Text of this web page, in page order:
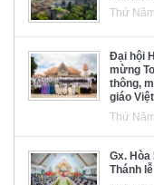
Thứ
Đại hội
mừng
thông,
giáo
Thứ
Gx.
Thánh